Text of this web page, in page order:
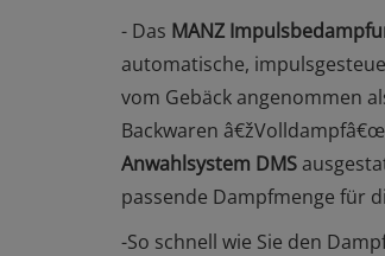
- Das MANZ
automatische,
vom Gebäck angenommen
Backwaren
Anwahlsystem DMS
passende Dampfmenge für
-So schnell wie Sie den